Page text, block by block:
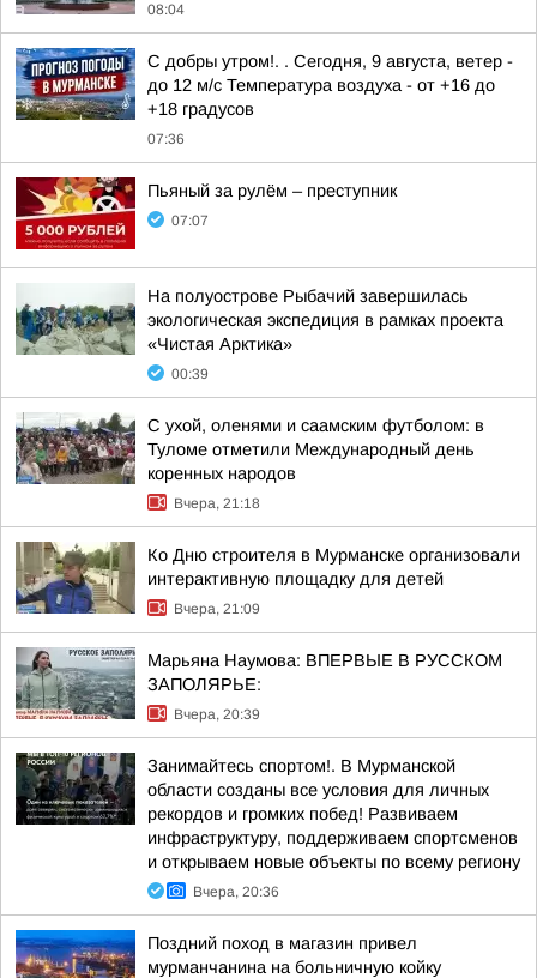
08:04
С добры утром!. . Сегодня, 9 августа, ветер -
до 12 м/с Температура воздуха - от +16 до
+18 градусов
07:36
Пьяный за рулём – преступник
07:07
На полуострове Рыбачий завершилась
экологическая экспедиция в рамках проекта
«Чистая Арктика»
00:39
С ухой, оленями и саамским футболом: в
Туломе отметили Международный день
коренных народов
Вчера, 21:18
Ко Дню строителя в Мурманске организовали
интерактивную площадку для детей
Вчера, 21:09
Марьяна Наумова: ВПЕРВЫЕ В РУССКОМ
ЗАПОЛЯРЬЕ:
Вчера, 20:39
Занимайтесь спортом!. В Мурманской
области созданы все условия для личных
рекордов и громких побед! Развиваем
инфраструктуру, поддерживаем спортсменов
и открываем новые объекты по всему региону
Вчера, 20:36
Поздний поход в магазин привел
мурманчанина на больничную койку